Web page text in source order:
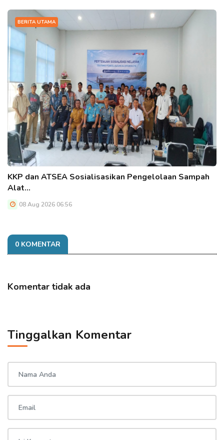
BERITA UTAMA
KKP dan ATSEA Sosialisasikan Pengelolaan Sampah
Alat…
08 Aug 2026 06:56
0 KOMENTAR
Komentar tidak ada
Tinggalkan Komentar